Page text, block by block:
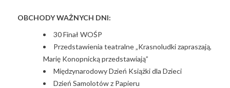
OBCHODY WAŻNYCH DNI:
30 Finał WOŚP
Przedstawienia teatralne „Krasnoludki zapraszają,
Marię Konopnicką przedstawiają”
Międzynarodowy Dzień Książki dla Dzieci
Dzień Samolotów z Papieru